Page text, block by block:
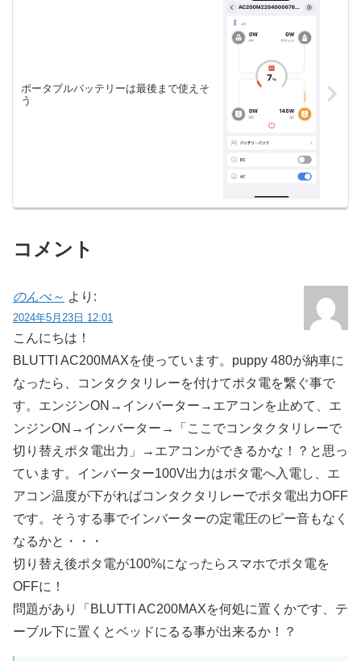
ポータブルバッテリーは最後まで使えそ
う
コメント
のんべ～ より:
2024年5月23日 12:01
こんにちは！
BLUTTI AC200MAXを使っています。puppy 480が納車に
なったら、コンタクタリレーを付けてポタ電を繋ぐ事で
す。エンジンON→インバーター→エアコンを止めて、エ
ンジンON→インバーター→「ここでコンタクタリレーで
切り替えポタ電出力」→エアコンができるかな！？と思っ
ています。インバーター100V出力はポタ電へ入電し、エ
アコン温度が下がればコンタクタリレーでポタ電出力OFF
です。そうする事でインバーターの定電圧のピー音もなく
なるかと・・・
切り替え後ポタ電が100%になったらスマホでポタ電を
OFFに！
問題があり「BLUTTI AC200MAXを何処に置くかです、テ
ーブル下に置くとベッドにるる事が出来るか！？